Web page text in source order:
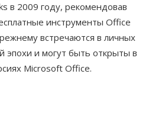
в 2009 году, рекомендовав
инструменты Office
встречаются в личных
эпохи и могут быть открыты в
Microsoft Office.